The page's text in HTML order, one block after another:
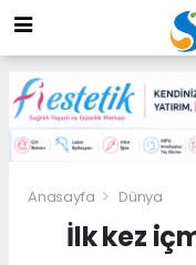
Anasayfa Dünya
İlk kez